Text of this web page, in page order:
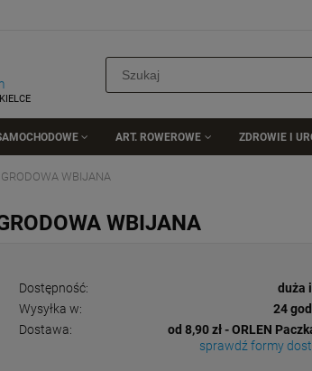
ART. ROWEROWE ZDROWIE I
WBIJANA
WBIJANA
Dostępność:
duża
Wysyłka w:
24
Dostawa:
od 8,90 zł- ORLEN
sprawdź formy